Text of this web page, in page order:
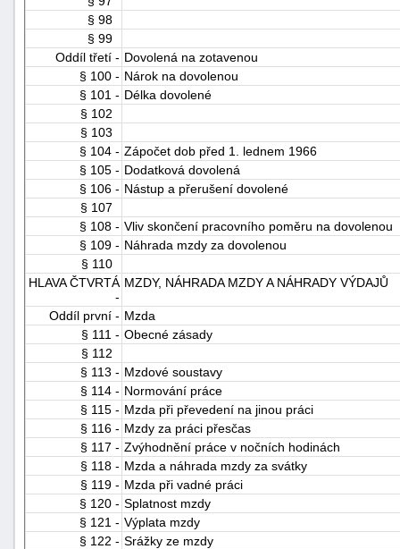
§ 98
§ 99
Oddíl třetí - Dovolená na zotavenou
§ 100 - Nárok na dovolenou
§ 101 - Délka dovolené
§ 102
§ 103
§ 104 - Zápočet dob před 1. lednem 1966
§ 105 - Dodatková dovolená
§ 106 - Nástup a přerušení dovolené
§ 107
§ 108 - Vliv skončení pracovního poměru na dovolenou
§ 109 - Náhrada mzdy za dovolenou
§ 110
HLAVA ČTVRTÁ
-
MZDY, NÁHRADA MZDY A NÁHRADY VÝDAJŮ
Oddíl první - Mzda
§ 111 - Obecné zásady
§ 112
§ 113 - Mzdové soustavy
§ 114 - Normování práce
§ 115 - Mzda při převedení na jinou práci
§ 116 - Mzdy za práci přesčas
§ 117 - Zvýhodnění práce v nočních hodinách
§ 118 - Mzda a náhrada mzdy za svátky
§ 119 - Mzda při vadné práci
§ 120 - Splatnost mzdy
§ 121 - Výplata mzdy
§ 122 - Srážky ze mzdy